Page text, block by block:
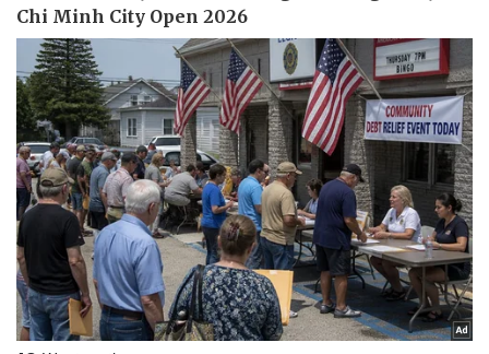
Thể thao
Bóng đá
Lịch thi đấu bóng đá
Thế giới thể thao
eSports
Hậu trường
Ô tô - Xe máy
Ô tô
Xe máy
Tư vấn